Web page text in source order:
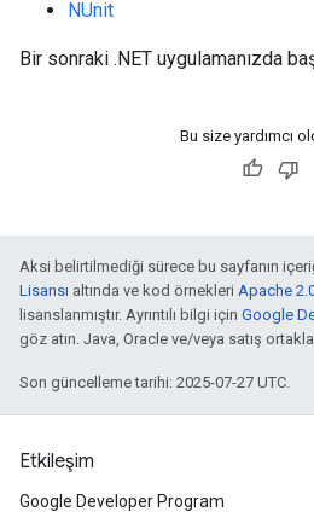
NUnit
Bir sonraki .NET uygulamanızda
Bu size yardımcı
Aksi belirtilmediği sürece bu sayfanın
Lisansı altında ve kod örnekleri Apache
lisanslanmıştır. Ayrıntılı bilgi için Google
göz atın. Java, Oracle ve/veya satış
Son güncelleme tarihi: 2025-07-27 UTC.
Etkileşim
Google Developer Program